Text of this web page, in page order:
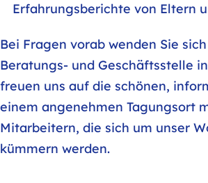
Erfahrungsberichte von Eltern
Bei Fragen vorab wenden Sie
Beratungs- und Geschäftsstelle
freuen uns auf die schönen,
einem angenehmen Tagungsort
Mitarbeitern, die sich um unser
kümmern werden.